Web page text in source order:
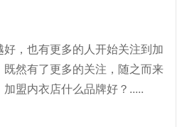
，也有更多的人开始关注到加
然有了更多的关注，随之而来
盟内衣店什么品牌好？.....